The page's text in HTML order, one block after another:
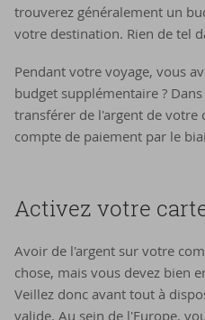
trouverez généralement un
votre destination. Rien de tel
Pendant votre voyage, vous
budget supplémentaire ?
transférer de l'argent de votre
compte de paiement par le
Activez votre
Avoir de l'argent sur votre
chose, mais vous devez bien
Veillez donc avant tout à
valide. Au sein de l'Europe,